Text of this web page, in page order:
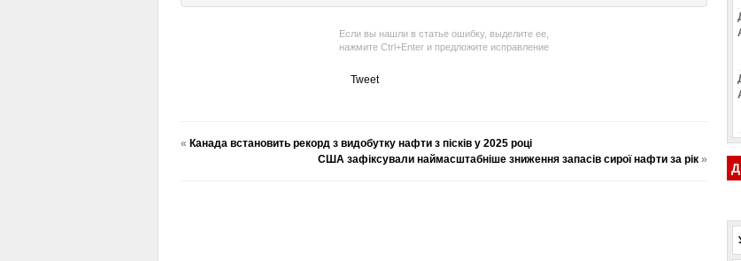
Если вы нашли в статье ошибку, выделите ее,
нажмите Ctrl+Enter и предложите исправление
Tweet
« Канада встановить рекорд з видобутку нафти з пісків у 2025 році
США зафіксували наймасштабніше зниження запасів сирої нафти за рік»